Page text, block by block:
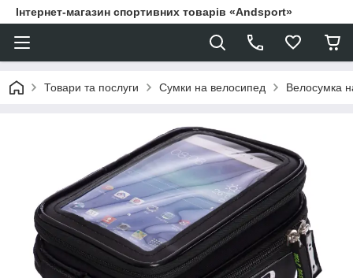
Інтернет-магазин спортивних товарів «Andsport»
Товари та послуги Сумки на велосипед Велосумка